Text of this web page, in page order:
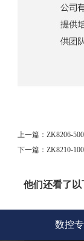
上一篇： ZK8206-
下一篇： ZK8210-
他们还看了以
数控